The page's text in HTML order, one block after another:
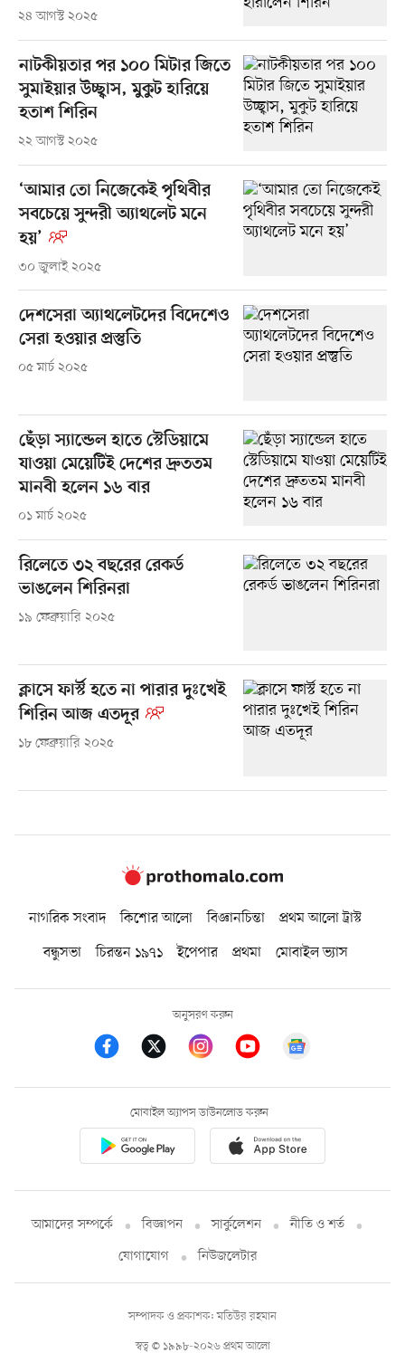
২৪ আগস্ট ২০২৫
নাটকীয়তার পর ১০০ মিটার জিতে
সুমাইয়ার উচ্ছ্বাস, মুকুট হারিয়ে
হতাশ শিরিন
২২ আগস্ট ২০২৫
‘আমার তো নিজেকেই পৃথিবীর
সবচেয়ে সুন্দরী অ্যাথলেট মনে
হয়’
৩০ জুলাই ২০২৫
দেশসেরা অ্যাথলেটদের বিদেশেও
সেরা হওয়ার প্রস্তুতি
০৫ মার্চ ২০২৫
ছেঁড়া স্যান্ডেল হাতে স্টেডিয়ামে
যাওয়া মেয়েটিই দেশের দ্রুততম
মানবী হলেন ১৬ বার
০১ মার্চ ২০২৫
রিলেতে ৩২ বছরের রেকর্ড
ভাঙলেন শিরিনরা
১৯ ফেব্রুয়ারি ২০২৫
ক্লাসে ফার্স্ট হতে না পারার দুঃখেই
শিরিন আজ এতদূর
১৮ ফেব্রুয়ারি ২০২৫
নাগরিক সংবাদ কিশোর আলো বিজ্ঞানচিন্তা
প্রথম আলো ট্রাস্ট
বন্ধুসভা
চিরন্তন ১৯৭১ ইপেপার প্রথমা মোবাইল ভ্যাস
অনুসরণ করুন
মোবাইল অ্যাপস ডাউনলোড করুন
আমাদের সম্পর্কে বিজ্ঞাপন সার্কুলেশন
নীতি ও শর্ত
যোগাযোগ
নিউজলেটার
স্বত্ব © ১৯৯৮-২০২৬ প্রথম আলো
সম্পাদক ও প্রকাশক: মতিউর রহমান